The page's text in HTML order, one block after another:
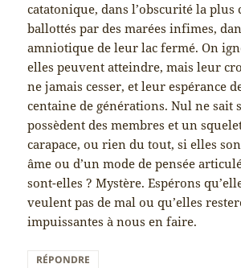
catatonique, dans l’obscurité la plus
ballottés par des marées infimes,
amniotique de leur lac fermé. On
elles peuvent atteindre, mais leur
ne jamais cesser, et leur espérance
centaine de générations. Nul ne sait
possèdent des membres et un
carapace, ou rien du tout, si elles
âme ou d’un mode de pensée
sont-elles ? Mystère. Espérons
veulent pas de mal ou qu’elles
impuissantes à nous en faire.
RÉPONDRE